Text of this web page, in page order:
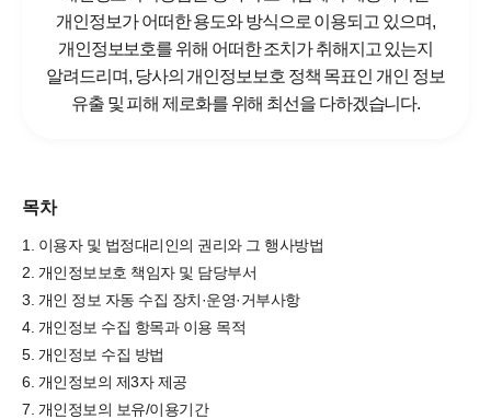
개인정보가어떠한 용도와 방식으로 이용되고 있으며,
개인정보보호를 위해 어떠한 조치가 취해지고 있는지
알려드리며, 당사의 개인정보보호 정책 목표인 개인 정보
유출 및 피해 제로화를 위해 최선을 다하겠습니다.
목차
1. 이용자 및 법정대리인의 권리와 그 행사방법
2. 개인정보보호 책임자 및 담당부서
3. 개인 정보 자동 수집 장치·운영·거부사항
4. 개인정보 수집 항목과 이용 목적
5. 개인정보 수집 방법
6. 개인정보의 제3자 제공
7. 개인정보의 보유/이용기간